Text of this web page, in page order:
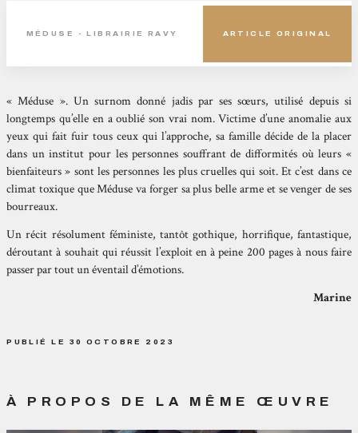
MÉDUSE - LIBRAIRIE RAVY ARTICLE ORIGINAL
« Méduse ». Un surnom donné jadis par ses sœurs, utilisé depuis si
longtemps qu’elle en a oublié son vrai nom. Victime d’une anomalie aux
yeux qui fait fuir tous ceux qui l’approche, sa famille décide de la placer
dans un institut pour les personnes souffrant de difformités où leurs «
bienfaiteurs » sont les personnes les plus cruelles qui soit. Et c’est dans ce
climat toxique que Méduse va forger sa plus belle arme et se venger de ses
bourreaux.
Un récit résolument féministe, tantôt gothique, horrifique, fantastique,
déroutant à souhait qui réussit l’exploit en à peine 200 pages à nous faire
passer par tout un éventail d’émotions.
Marine
PUBLIÉ LE 30 OCTOBRE 2023
À PROPOS DE LA MÊME ŒUVRE